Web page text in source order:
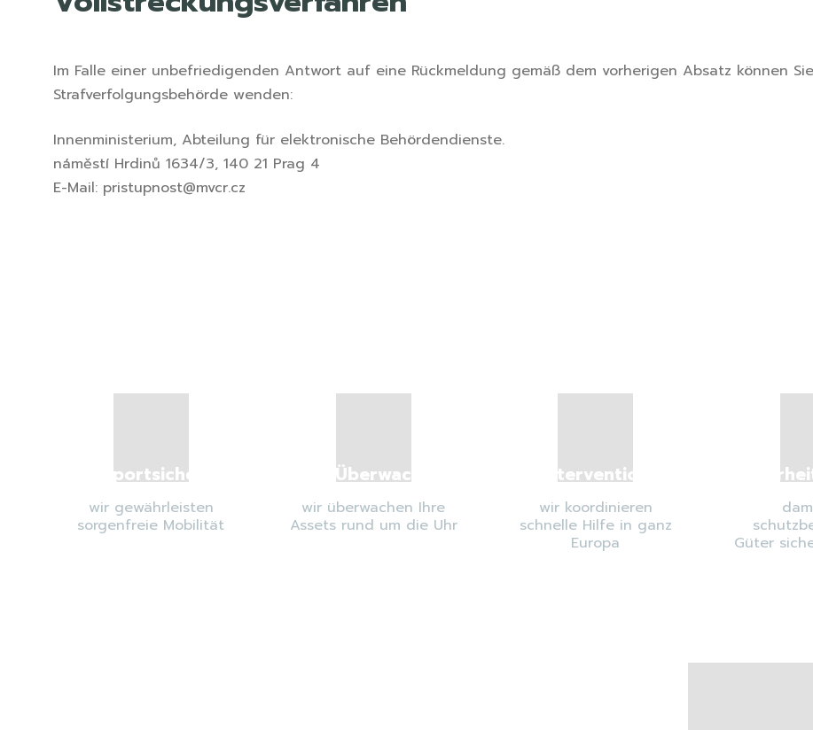
Im Falle einer unbefriedigenden Antwort auf eine Rückmeldung gemäß dem vorherigen Absatz können
Strafverfolgungsbehörde wenden:
Innenministerium, Abteilung für elektronische Behördendienste.
náměstí Hrdinů 1634/3, 140 21 Prag 4
E-Mail: pristupnost@mvcr.cz
Transportsicherheit
wir gewährleisten
sorgenfreie Mobilität
GPS-Überwachung
wir überwachen Ihre
Assets rund um die Uhr
Intervention
wir koordinieren
schnelle Hilfe in ganz
Europa
Güter